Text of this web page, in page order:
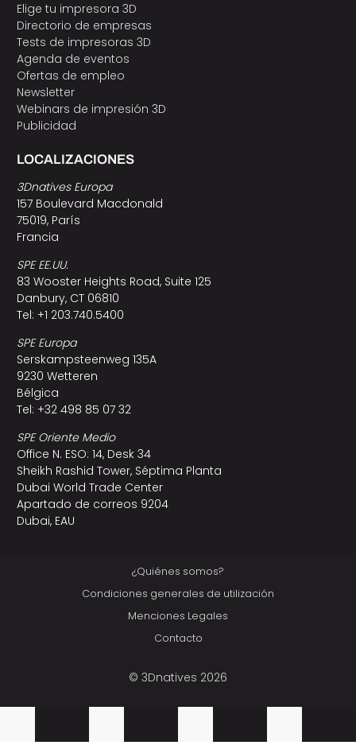
Elige tu impresora 3D
Directorio de empresas
Tests de impresoras 3D
Agenda de eventos
Ofertas de empleo
Newsletter
Webinars de impresión 3D
Publicidad
LOCALIZACIONES
3Dnatives Europa
157 Boulevard Macdonald
75019, París
Francia
SPE EE.UU.
83 Wooster Heights Road, Suite 125
Danbury, CT 06810
Tel: +1 203.740.5400
SPE Europa
Serskampsteenweg 135A
9230 Wetteren
Bélgica
Tel: +32 498 85 07 32
SPE Oriente Medio
Office N. ESO: 14, Desk 34
Sheikh Rashid Tower, Séptima Planta
Dubai World Trade Center
Apartado de correos 9204
Dubai, EAU
¿Quiénes somos?
Condiciones generales de utilización
Menciones Legales
Contacto
© 3Dnatives 2026